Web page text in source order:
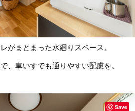
がまとまった水廻りスペース。
、車いすでも通りやすい配慮を。
Save